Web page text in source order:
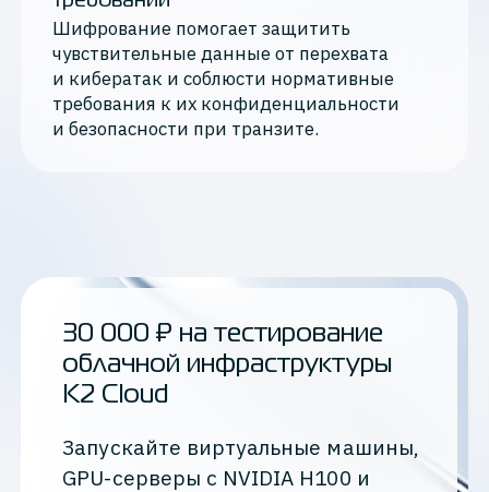
Шифрование помогает защитить
чувствительные данные от перехвата
и кибератак и соблюсти нормативные
требования к их конфиденциальности
и безопасности при транзите.
30 000 ₽ на тестирование
облачной инфраструктуры
K2 Cloud
Запускайте виртуальные машины,
GPU-серверы с NVIDIA H100 и